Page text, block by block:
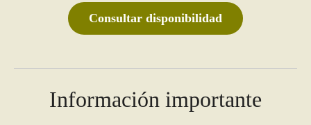
Consultar disponibilidad
Información importante